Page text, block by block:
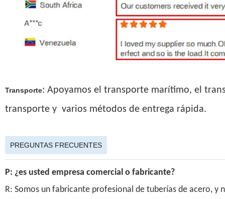
Transporte: Apoyamos el transporte marítimo, el
transporte y varios métodos de entrega rápida.
PREGUNTAS FRECUENTES
P: ¿es usted empresa comercial o fabricante?
R: Somos un fabricante profesional de tuberías de acero,